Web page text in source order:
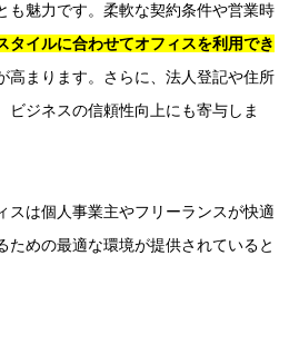
も魅力です。柔軟な契約条件や営業時
タイルに合わせてオフィスを利用でき
高まります。さらに、法人登記や住所
ビジネスの信頼性向上にも寄与しま
スは個人事業主やフリーランスが快適
ための最適な環境が提供されていると